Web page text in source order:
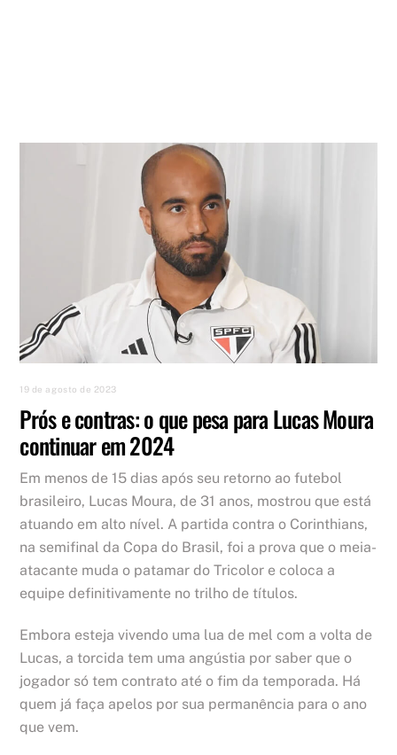
19 de agosto de 2023
Prós e contras: o que pesa para Lucas Moura
continuar em 2024
Em menos de 15 dias após seu retorno ao futebol
brasileiro, Lucas Moura, de 31 anos, mostrou que está
atuando em alto nível. A partida contra o Corinthians,
na semifinal da Copa do Brasil, foi a prova que o meia-
atacante muda o patamar do Tricolor e coloca a
equipe definitivamente no trilho de títulos.
Embora esteja vivendo uma lua de mel com a volta de
Lucas, a torcida tem uma angústia por saber que o
jogador só tem contrato até o fim da temporada. Há
quem já faça apelos por sua permanência para o ano
que vem.